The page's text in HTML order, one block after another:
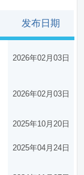
发布日期
2026年02月03日
2026年02月03日
2025年10月20日
2025年04月24日